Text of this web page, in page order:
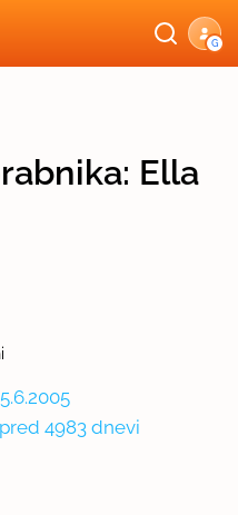
G
Ella
pred 4983 dnevi